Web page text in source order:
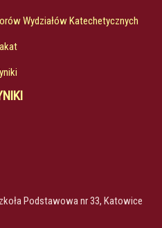
Wydziałów Katechetycznych
Podstawowa nr 33, Katowice